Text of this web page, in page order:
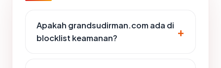
Apakah grandsudirman.com ada di
blocklist keamanan?